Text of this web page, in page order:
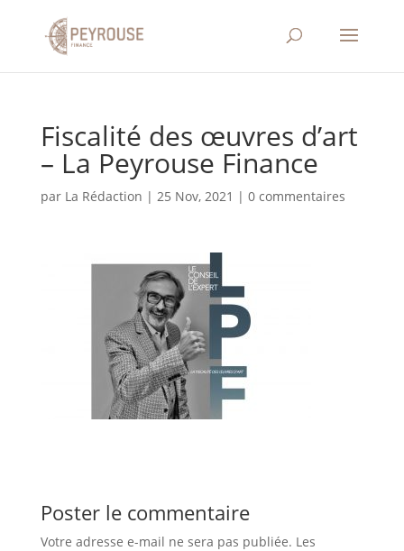
Fiscalité des œuvres d’art
– La Peyrouse Finance
par La Rédaction | 25 Nov, 2021 | 0 commentaires
Poster le commentaire
Votre adresse e-mail ne sera pas publiée. Les